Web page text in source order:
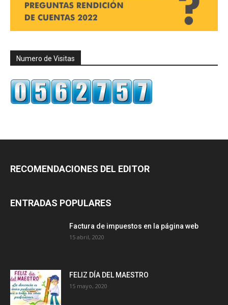
Numero de Visitas
RECOMENDACIONES DEL EDITOR
ENTRADAS POPULARES
Factura de impuestos en la página web
15 abril, 2020
FELIZ DÍA DEL MAESTRO
15 mayo, 2020